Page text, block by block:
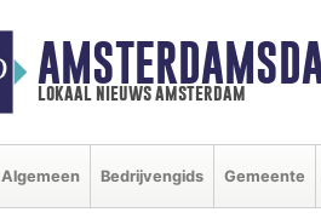
lokaal nieuws amsterdam
Algemeen Bedrijvengids Gemeente